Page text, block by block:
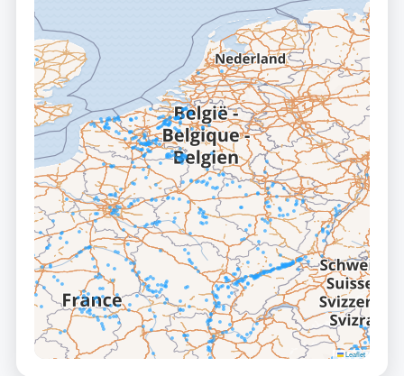
Leaflet